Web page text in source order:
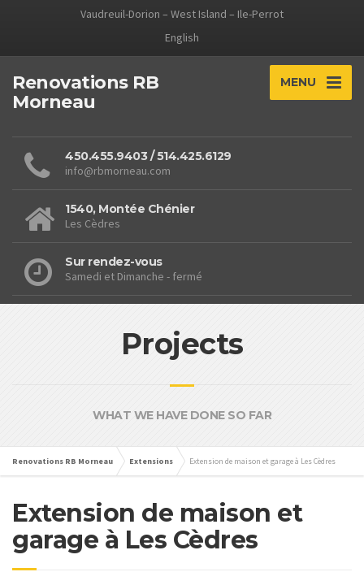
Vaudreuil-Dorion – West Island – Ile-Perrot
English
Renovations RB
Morneau
MENU
450.455.9403 / 514.425.6129
info@rbmorneau.com
1540, Montée Chénier
Les Cèdres
Sur rendez-vous
Samedi et Dimanche - fermé
Projects
WHAT WE HAVE DONE SO FAR
Renovations RB Morneau Extensions Extension de maison et garage à Les Cèdres
Extension de maison et
garage à Les Cèdres